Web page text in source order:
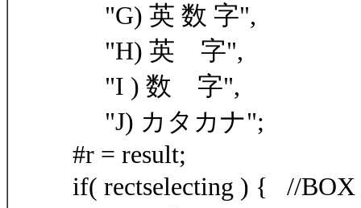
"G) 英 数 字",
"H) 英 字",
"I ) 数 字",
"J) カタカナ";
#r = result;
if( rectselecting ) { //